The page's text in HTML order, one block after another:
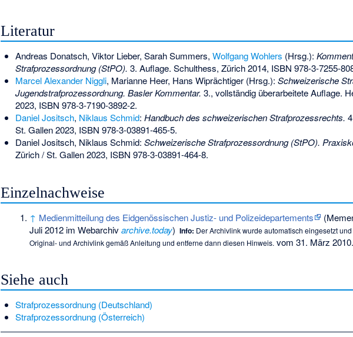
Literatur
Andreas Donatsch, Viktor Lieber, Sarah Summers, Wolfgang Wohlers (Hrsg.):
Strafprozessordnung (StPO). 3. Auflage. Schulthess, Zürich 2014, ISBN 978-3-7255-
Marcel Alexander Niggli, Marianne Heer, Hans Wiprächtiger(Hrsg.): Schweizerische
Jugendstrafprozessordnung. Basler Kommentar. 3., vollständig überarbeitete Auflage.
2023, ISBN 978-3-7190-3892-2.
Daniel Jositsch, Niklaus Schmid: Handbuch des schweizerischen Strafprozessrechts.
St. Gallen 2023, ISBN 978-3-03891-465-5.
Daniel Jositsch, Niklaus Schmid: Schweizerische Strafprozessordnung (StPO).
Zürich / St. Gallen 2023, ISBN 978-3-03891-464-8.
Einzelnachweise
↑ Medienmitteilung des Eidgenössischen Justiz- und Polizeidepartements (
Juli 2012 im Webarchivarchive.today) Info: Der Archivlink wurde automatisch eingesetzt
Original- und Archivlink gemäßAnleitung und entferne dann diesen Hinweis. vom 31. März 2010.
Siehe auch
Strafprozessordnung (Deutschland)
Strafprozessordnung (Österreich)